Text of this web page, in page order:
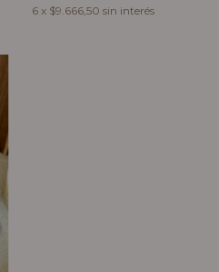
6 x $9.666,50 sin interés